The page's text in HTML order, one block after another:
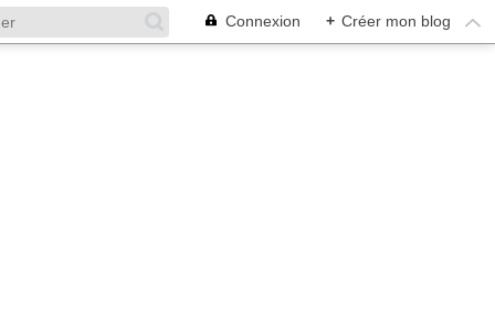
Connexion + Créer mon blog